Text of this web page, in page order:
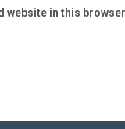
website in this